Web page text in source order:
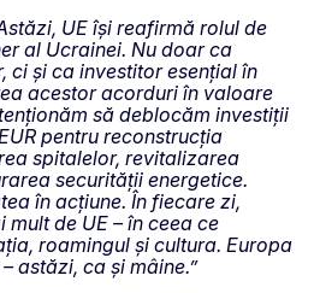
UE își reafirmă rolul de
al Ucrainei. Nu doar ca
ci și ca investitor esențial în
acestor acorduri în valoare
să deblocăm investiții
pentru reconstrucția
spitalelor, revitalizarea
securității energetice.
în acțiune. În fiecare zi,
de UE – în ceea ce
roamingul și cultura. Europa
astăzi, ca și mâine.”